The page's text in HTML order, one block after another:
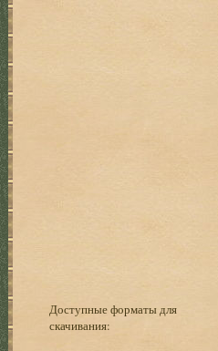
Доступные форматы для
скачивания: